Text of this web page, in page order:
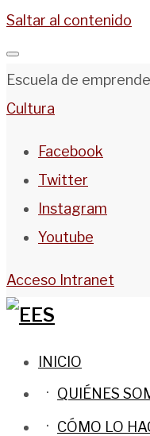
Saltar al contenido
Escuela de
Cultura
Facebook
Twitter
Instagram
Youtube
Acceso Intranet
INICIO
QUIÉNES
CÓMO LO